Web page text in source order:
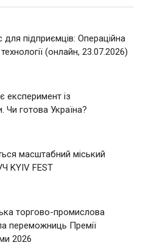
підприємців: Операційна
(онлайн, 23.07.2026)
експеримент із
Чи готова Україна?
масштабний міський
KYIV FEST
торгово-промислова
переможниць Премії
2026